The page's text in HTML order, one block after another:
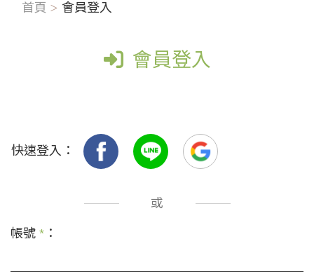
首頁 會員登入
會員登入
快速登入：
或
帳號 * ：